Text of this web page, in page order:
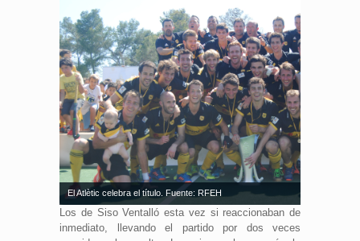
El Atlètic celebra el título. Fuente: RFEH
Los de Siso Ventalló esta vez si reaccionaban de
inmediato, llevando el partido por dos veces